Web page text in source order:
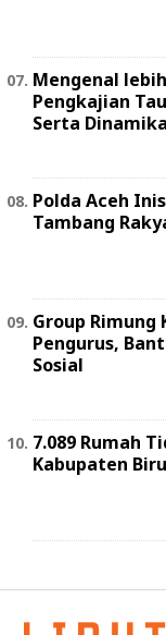
Mengenal
Pengkajian
Serta
Polda Aceh
Tambang
Group Rimung
Pengurus,
Sosial
7.089 Rumah
Kabupaten